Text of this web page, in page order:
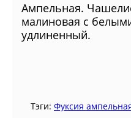
Ампельная.
малиновая с
удлиненный.
Тэги: Фуксия